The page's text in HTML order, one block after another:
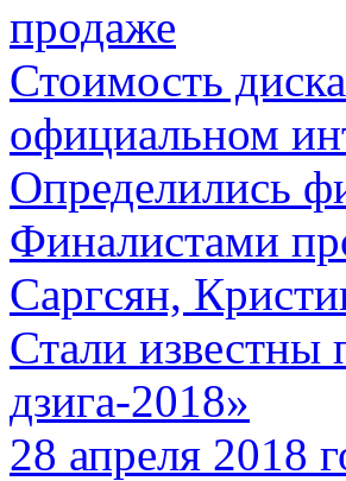
продаже
Стоимость
официальном
Определились
Финалистами
Саргсян,
Стали известны
дзига-2018»
28 апреля 2018